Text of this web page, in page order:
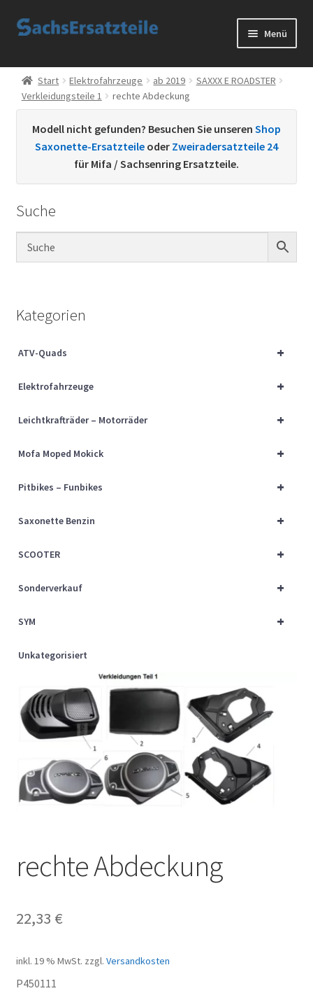
Zur
Zum
Menü
Start
AGB
Datenschutzerklärung
Kontakt
Sachs Ersatzteile
Über uns
Start Elektrofahrzeuge ab 2019
SAXXX E ROADSTER
Verkleidungsteile 1
rechte Abdeckung
Modell nicht gefunden? Besuchen Sie unseren Shop
Saxonette-Ersatzteile oder Zweiradersatzteile 24
für Mifa / Sachsenring Ersatzteile.
Suche
Kategorien
+
ATV-Quads
+
Elektrofahrzeuge
+
Leichtkrafträder – Motorräder
+
Mofa Moped Mokick
+
Pitbikes – Funbikes
+
Saxonette Benzin
+
SCOOTER
+
Sonderverkauf
+
SYM
Unkategorisiert
rechte Abdeckung
22,33 €
inkl. 19 % MwSt. zzgl. Versandkosten
P450111